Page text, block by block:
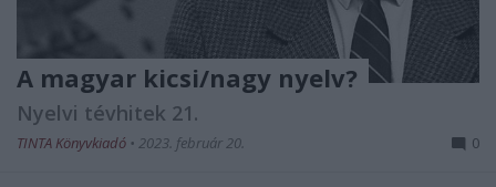
A magyar kicsi/nagy nyelv?
Nyelvi tévhitek 21.
TINTA Könyvkiadó • 2023. február 20. 0